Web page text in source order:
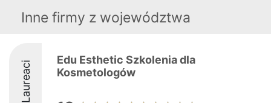
Inne firmy z województwa
Laureaci
Edu Esthetic Szkolenia dla
Kosmetologów